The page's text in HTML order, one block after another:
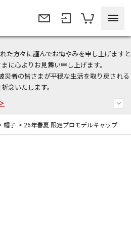
た方々に謹んでお悔やみを申し上げますと
に心よりお見舞い申し上げます。
災者の皆さまが平穏な生活を取り戻される
念いたします。
クーポンプレゼント！
問い合わせ＞
帽子 > 26年春夏 限定プロモデルキャップ